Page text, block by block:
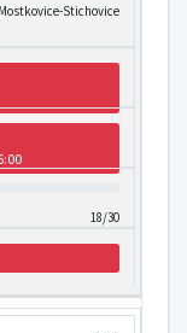
Stichovice
18/30